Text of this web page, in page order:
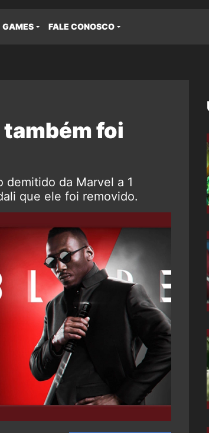
GAMES FALE CONOSCO
também foi
demitido da Marvel a 1
que ele foi removido.